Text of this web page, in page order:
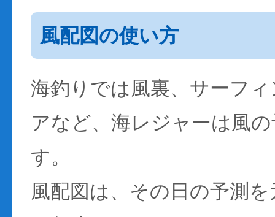
風配図の使い方
海釣りでは風裏、サーフ
アなど、海レジャーは風
す。
風配図は、その日の予測